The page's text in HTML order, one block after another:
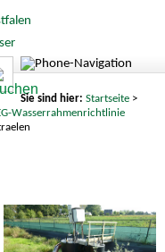
Sie sind hier: Startseite>
Wasserrahmenrichtlinie